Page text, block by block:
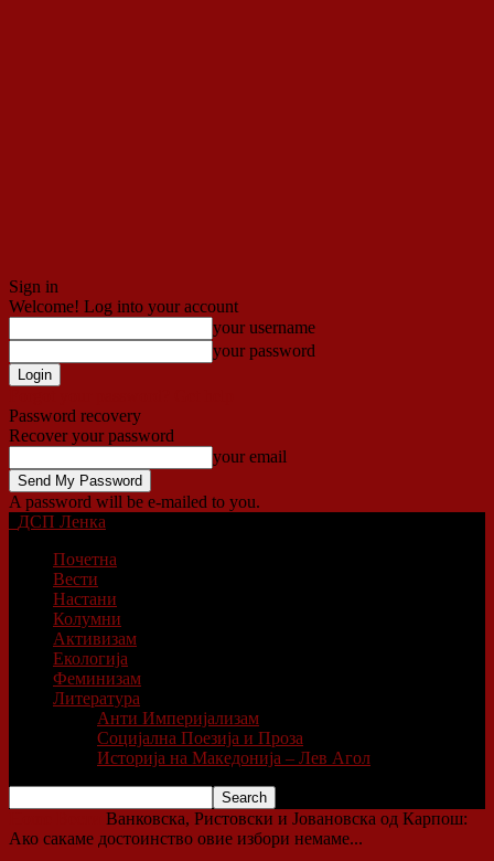
Sign in
Welcome! Log into your account
your username
your password
Password recovery
Recover your password
your email
A password will be e-mailed to you.
ДСП Ленка
Почетна
Вести
Настани
Колумни
Активизам
Екологија
Феминизам
Литература
Анти Империјализам
Социјална Поезија и Проза
Историја на Македонија – Лев Агол
Ванковска, Ристовски и Јовановска од Карпош:
Ако сакаме достоинство овие избори немаме...